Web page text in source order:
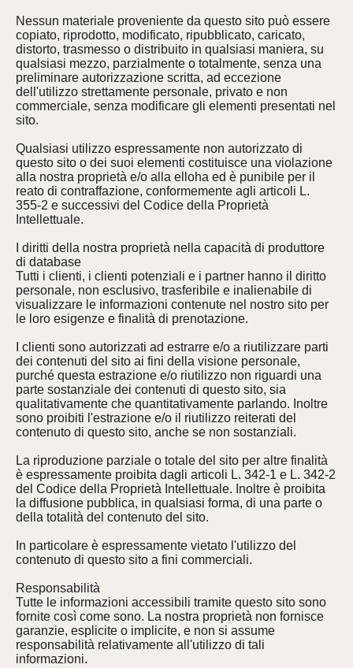
Nessun materiale proveniente da questo sito può essere
copiato, riprodotto, modificato, ripubblicato, caricato,
distorto, trasmesso o distribuito in qualsiasi maniera, su
qualsiasi mezzo, parzialmente o totalmente, senza una
preliminare autorizzazione scritta, ad eccezione
dell'utilizzo strettamente personale, privato e non
commerciale, senza modificare gli elementi presentati nel
sito.
Qualsiasi utilizzo espressamente non autorizzato di
questo sito o dei suoi elementi costituisce una violazione
alla nostra proprietà e/o alla elloha ed è punibile per il
reato di contraffazione, conformemente agli articoli L.
355-2 e successivi del Codice della Proprietà
Intellettuale.
I diritti della nostra proprietà nella capacità di produttore
di database
Tutti i clienti, i clienti potenziali e i partner hanno il diritto
personale, non esclusivo, trasferibile e inalienabile di
visualizzare le informazioni contenute nel nostro sito per
le loro esigenze e finalità di prenotazione.
I clienti sono autorizzati ad estrarre e/o a riutilizzare parti
dei contenuti del sito ai fini della visione personale,
purché questa estrazione e/o riutilizzo non riguardi una
parte sostanziale dei contenuti di questo sito, sia
qualitativamente che quantitativamente parlando. Inoltre
sono proibiti l'estrazione e/o il riutilizzo reiterati del
contenuto di questo sito, anche se non sostanziali.
La riproduzione parziale o totale del sito per altre finalità
è espressamente proibita dagli articoli L. 342-1 e L. 342-2
del Codice della Proprietà Intellettuale. Inoltre è proibita
la diffusione pubblica, in qualsiasi forma, di una parte o
della totalità del contenuto del sito.
In particolare è espressamente vietato l'utilizzo del
contenuto di questo sito a fini commerciali.
Responsabilità
Tutte le informazioni accessibili tramite questo sito sono
fornite così come sono. La nostra proprietà non fornisce
garanzie, esplicite o implicite, e non si assume
responsabilità relativamente all'utilizzo di tali
informazioni.